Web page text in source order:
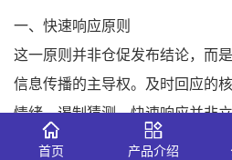
一、快速响应原则
这一原则并非仓促发布结论，而
信息传播的主导权。及时回应的
情绪、遏制猜测。快速响应并非
第一时间表明企业已经关注到此
首页 产品介绍